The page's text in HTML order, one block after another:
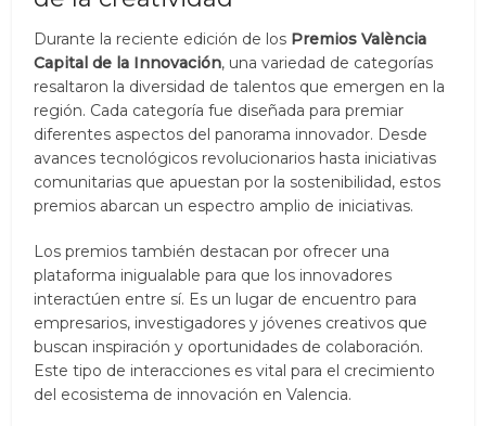
Durante la reciente edición de los Premios València
Capital de la Innovación, una variedad de categorías
resaltaron la diversidad de talentos que emergen en la
región. Cada categoría fue diseñada para premiar
diferentes aspectos del panorama innovador. Desde
avances tecnológicos revolucionarios hasta iniciativas
comunitarias que apuestan por la sostenibilidad, estos
premios abarcan un espectro amplio de iniciativas.
Los premios también destacan por ofrecer una
plataforma inigualable para que los innovadores
interactúen entre sí. Es un lugar de encuentro para
empresarios, investigadores y jóvenes creativos que
buscan inspiración y oportunidades de colaboración.
Este tipo de interacciones es vital para el crecimiento
del ecosistema de innovación en Valencia.